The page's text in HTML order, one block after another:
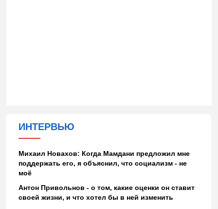
ИНТЕРВЬЮ
Михаил Новахов: Когда Мамдани предложил мне
поддержать его, я объяснил, что социализм - не
моё
Антон Привольнов - о том, какие оценки он ставит
своей жизни, и что хотел бы в ней изменить